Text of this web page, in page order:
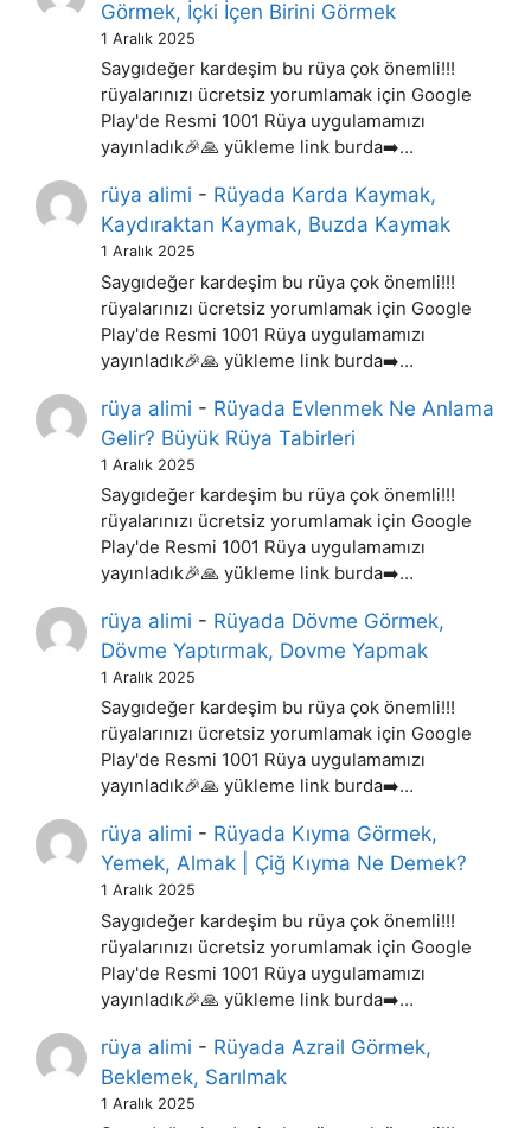
Görmek, İçki İçen Birini Görmek
1 Aralık 2025
Saygıdeğer kardeşim bu rüya çok önemli!!!
rüyalarınızı ücretsiz yorumlamak için Google
Play'de Resmi 1001 Rüya uygulamamızı
yayınladık🎉🙏 yükleme link burda➡️…
rüya alimi - Rüyada Karda Kaymak,
Kaydıraktan Kaymak, Buzda Kaymak
1 Aralık 2025
Saygıdeğer kardeşim bu rüya çok önemli!!!
rüyalarınızı ücretsiz yorumlamak için Google
Play'de Resmi 1001 Rüya uygulamamızı
yayınladık🎉🙏 yükleme link burda➡️…
rüya alimi - Rüyada Evlenmek Ne Anlama
Gelir? Büyük Rüya Tabirleri
1 Aralık 2025
Saygıdeğer kardeşim bu rüya çok önemli!!!
rüyalarınızı ücretsiz yorumlamak için Google
Play'de Resmi 1001 Rüya uygulamamızı
yayınladık🎉🙏 yükleme link burda➡️…
rüya alimi - Rüyada Dövme Görmek,
Dövme Yaptırmak, Dovme Yapmak
1 Aralık 2025
Saygıdeğer kardeşim bu rüya çok önemli!!!
rüyalarınızı ücretsiz yorumlamak için Google
Play'de Resmi 1001 Rüya uygulamamızı
yayınladık🎉🙏 yükleme link burda➡️…
rüya alimi - Rüyada Kıyma Görmek,
Yemek, Almak | Çiğ Kıyma Ne Demek?
1 Aralık 2025
Saygıdeğer kardeşim bu rüya çok önemli!!!
rüyalarınızı ücretsiz yorumlamak için Google
Play'de Resmi 1001 Rüya uygulamamızı
yayınladık🎉🙏 yükleme link burda➡️…
rüya alimi - Rüyada Azrail Görmek,
Beklemek, Sarılmak
1 Aralık 2025